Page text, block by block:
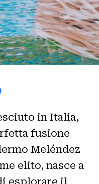
in Italia,
fusione
Meléndez
elito, nasce a